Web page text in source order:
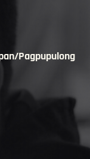
Pagpupulong